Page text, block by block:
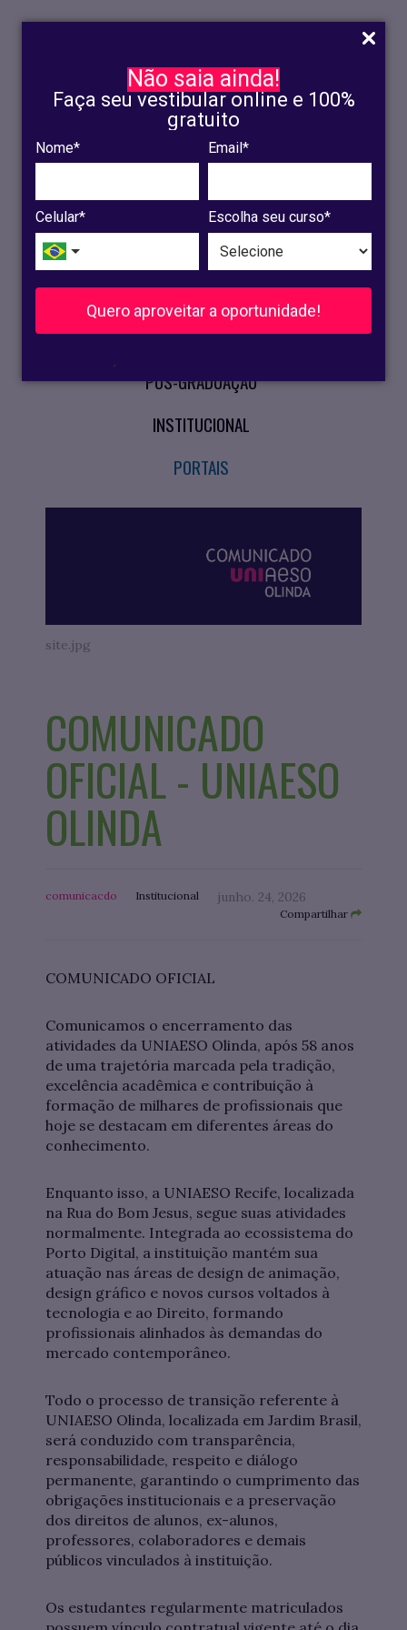
Não saia ainda!
Faça seu vestibular online e 100%
gratuito
Nome* Email*
Celular* Escolha seu curso*
Quero aproveitar a oportunidade!
.
INSCRIÇÃO
OLINDA
RECIFE
VESTIBULAR
CURSOS PRESENCIAIS
PÓS-GRADUAÇÃO
INSTITUCIONAL
PORTAIS
site.jpg
COMUNICADO
OFICIAL - UNIAESO
OLINDA
comunicacdo Institucional junho. 24, 2026
Compartilhar
COMUNICADO OFICIAL
Comunicamos o encerramento das
atividades da UNIAESO Olinda, após 58 anos
de uma trajetória marcada pela tradição,
excelência acadêmica e contribuição à
formação de milhares de profissionais que
hoje se destacam em diferentes áreas do
conhecimento.
Enquanto isso, a UNIAESO Recife, localizada
na Rua do Bom Jesus, segue suas atividades
normalmente. Integrada ao ecossistema do
Porto Digital, a instituição mantém sua
atuação nas áreas de design de animação,
design gráfico e novos cursos voltados à
tecnologia e ao Direito, formando
profissionais alinhados às demandas do
mercado contemporâneo.
Todo o processo de transição referente à
UNIAESO Olinda, localizada em Jardim Brasil,
será conduzido com transparência,
responsabilidade, respeito e diálogo
permanente, garantindo o cumprimento das
obrigações institucionais e a preservação
dos direitos de alunos, ex-alunos,
professores, colaboradores e demais
públicos vinculados à instituição.
Os estudantes regularmente matriculados